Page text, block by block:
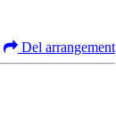
Del arrangement